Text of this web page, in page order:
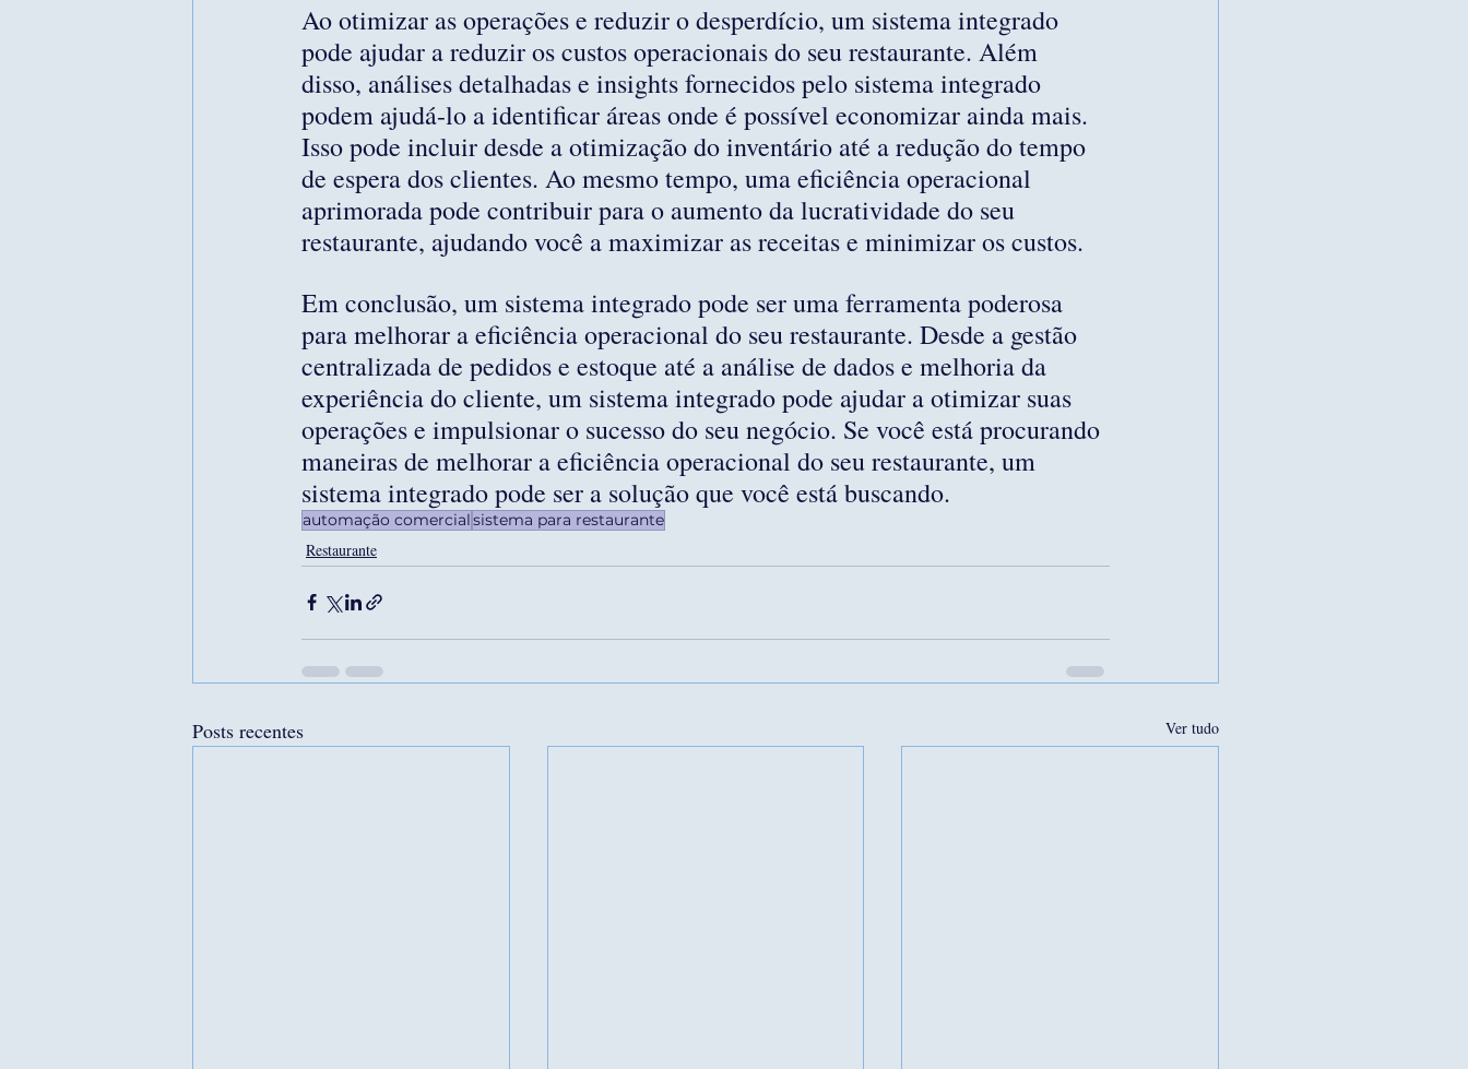
Ao otimizar as operações e reduzir o desperdício, um sistema integrado
pode ajudar a reduzir os custos operacionais do seu restaurante. Além
disso, análises detalhadas e insights fornecidos pelo sistema integrado
podem ajudá-lo a identificar áreas onde é possível economizar ainda mais.
Isso pode incluir desde a otimização do inventário até a redução do tempo
de espera dos clientes. Ao mesmo tempo, uma eficiência operacional
aprimorada pode contribuir para o aumento da lucratividade do seu
restaurante, ajudando você a maximizar as receitas e minimizar os custos.
Em conclusão, um sistema integrado pode ser uma ferramenta poderosa
para melhorar a eficiência operacional do seu restaurante. Desde a gestão
centralizada de pedidos e estoque até a análise de dados e melhoria da
experiência do cliente, um sistema integrado pode ajudar a otimizar suas
operações e impulsionar o sucesso do seu negócio. Se você está procurando
maneiras de melhorar a eficiência operacional do seu restaurante, um
sistema integrado pode ser a solução que você está buscando.
automação comercialsistema para restaurante
Restaurante
Posts recentes Ver tudo